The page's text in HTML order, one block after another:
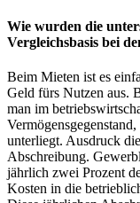
Wie wurden die
Vergleichsbasis bei
Beim Mieten ist es
Geld fürs Nutzen aus.
man im
unterliegt. Ausdruck
Abschreibung.
jährlich zwei Prozent
Kosten in die